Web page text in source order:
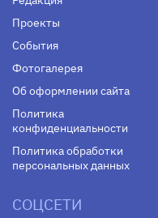
Проекты
События
Фотогалерея
Об оформлении сайта
Политика
конфиденциальности
Политика обработки
персональных данных
СОЦСЕТИ